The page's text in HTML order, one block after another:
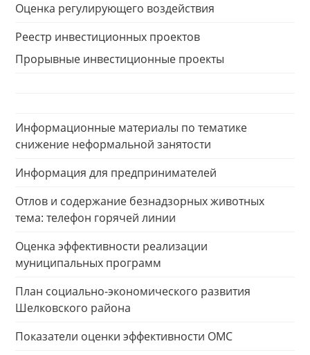
Оценка регулирующего воздействия
Реестр инвестиционных проектов
Прорывные инвестиционные проекты
Информационные материалы по тематике
снижение неформальной занятости
Информация для предпринимателей
Отлов и содержание безнадзорных животных
тема: телефон горячей линии
Оценка эффективности реализации
муниципальных программ
План социально-экономического развития
Шелковского района
Показатели оценки эффективности ОМС